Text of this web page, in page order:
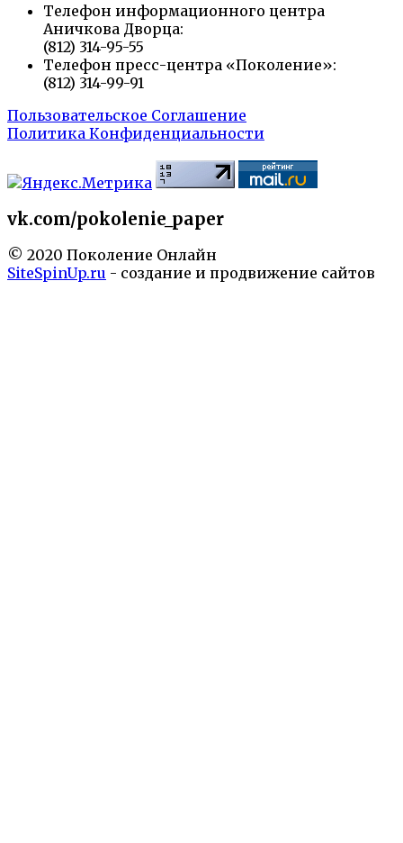
Телефон информационного центра
Аничкова Дворца:
(812) 314-95-55
Телефон пресс-центра «Поколение»:
(812) 314-99-91
Пользовательское Соглашение
Политика Конфиденциальности
vk.com/pokolenie_paper
© 2020 Поколение Онлайн
SiteSpinUp.ru - создание и продвижение сайтов